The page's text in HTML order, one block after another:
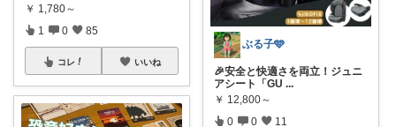
￥ 1,780～
1 0 85
コレ いいね
ぶる子🩵
🎉安全と快適さを両立！ジュニ
アシート「GU ...
￥ 12,800～
0 0 11